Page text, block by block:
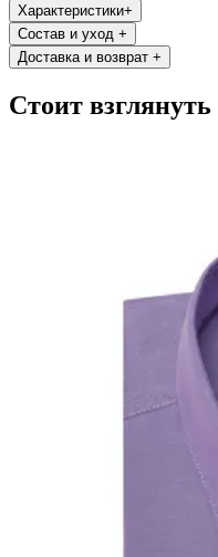
Характеристики+
Состав и уход +
Доставка и возврат +
Стоит взглянуть